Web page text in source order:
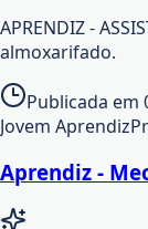
APRENDIZ -
almoxarifado.
Publicada em
Jovem Aprendiz
Aprendiz -